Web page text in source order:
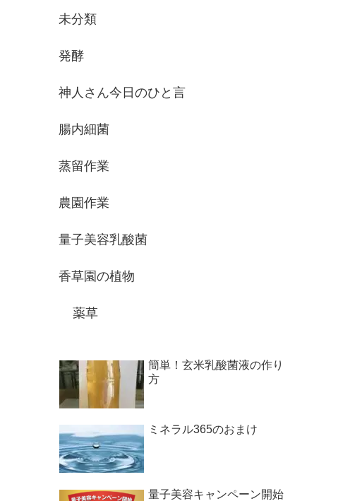
未分類
発酵
神人さん今日のひと言
腸内細菌
蒸留作業
農園作業
量子美容乳酸菌
香草園の植物
薬草
簡単！玄米乳酸菌液の作り
方
ミネラル365のおまけ
量子美容キャンペーン開始